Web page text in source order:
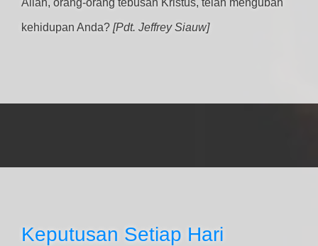
Allah, orang-orang tebusan Kristus, telah mengubah
kehidupan Anda? [Pdt. Jeffrey Siauw]
Keputusan Setiap Hari